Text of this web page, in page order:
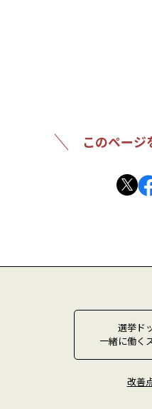
このページ
選挙ド
一緒に働く
改善